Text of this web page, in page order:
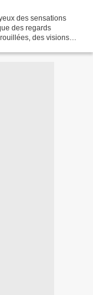
des sensations
des regards
des visions